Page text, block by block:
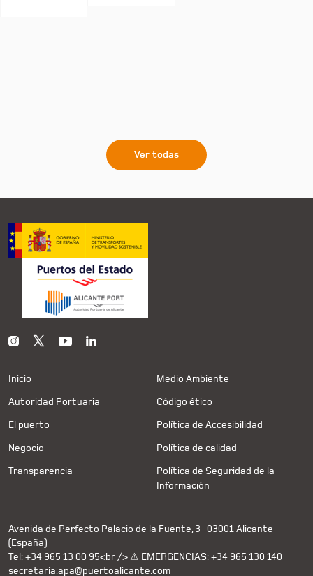
Ver todas
Inicio
Autoridad Portuaria
El puerto
Negocio
Transparencia
Medio Ambiente
Código ético
Política de Accesibilidad
Política de calidad
Política de Seguridad de la
Información
Avenida de Perfecto Palacio de la Fuente, 3 · 03001 Alicante
(España)
Tel: +34 965 13 00 95<br /> ⚠ EMERGENCIAS: +34 965 130 140
secretaria.apa@puertoalicante.com